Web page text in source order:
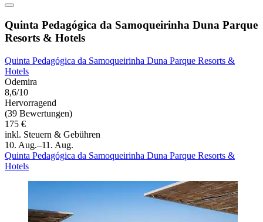
Quinta Pedagógica da Samoqueirinha Duna Parque
Resorts & Hotels
Quinta Pedagógica da Samoqueirinha Duna Parque Resorts &
Hotels
Odemira
8,6/10
Hervorragend
(39 Bewertungen)
175 €
inkl. Steuern & Gebühren
10. Aug.–11. Aug.
Quinta Pedagógica da Samoqueirinha Duna Parque Resorts &
Hotels